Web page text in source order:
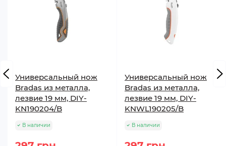
Универсальный нож
Bradas из металла,
лезвие 19 мм, DIY-
KN190204/B
В наличии
Универсальный нож
Bradas из металла,
лезвие 19 мм, DIY-
KNWL190205/B
В наличии